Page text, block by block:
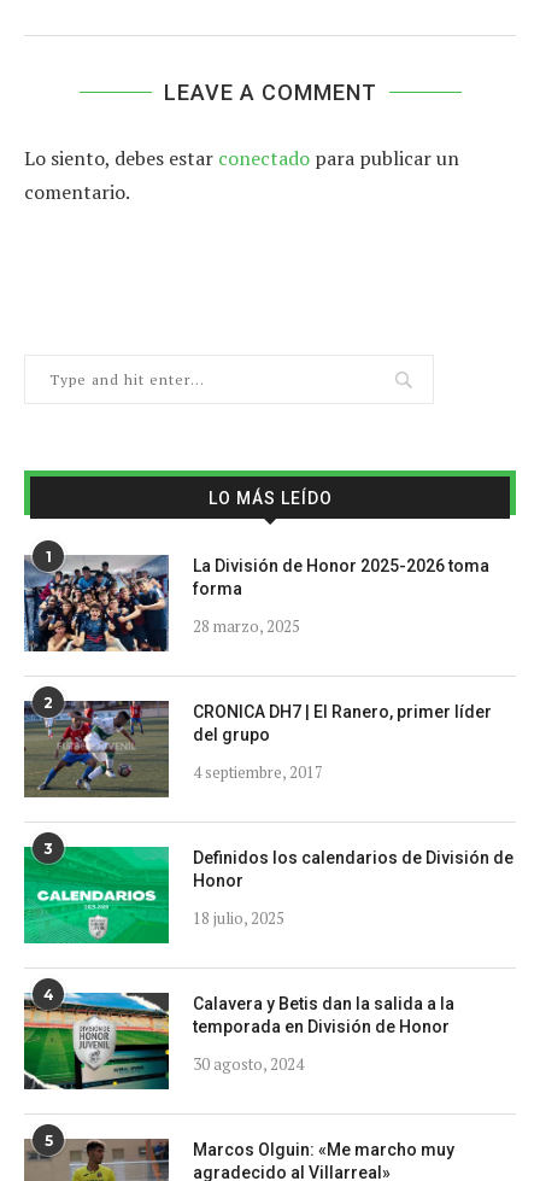
LEAVE A COMMENT
Lo siento, debes estar conectado para publicar un
comentario.
LO MÁS LEÍDO
1
La División de Honor 2025-2026 toma
forma
28 marzo, 2025
2
CRONICA DH7 | El Ranero, primer líder
del grupo
4 septiembre, 2017
3
Definidos los calendarios de División de
Honor
18 julio, 2025
4
Calavera y Betis dan la salida a la
temporada en División de Honor
30 agosto, 2024
5
Marcos Olguin: «Me marcho muy
agradecido al Villarreal»